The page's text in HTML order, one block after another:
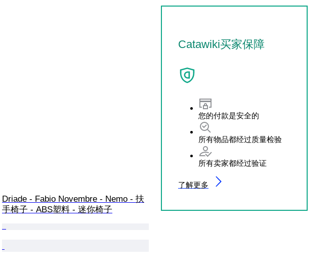
Catawiki买家保障
您的付款是安全的
所有物品都经过质量检验
所有卖家都经过验证
了解更多
Driade - Fabio Novembre - Nemo - 扶
手椅子 - ABS塑料 - 迷你椅子